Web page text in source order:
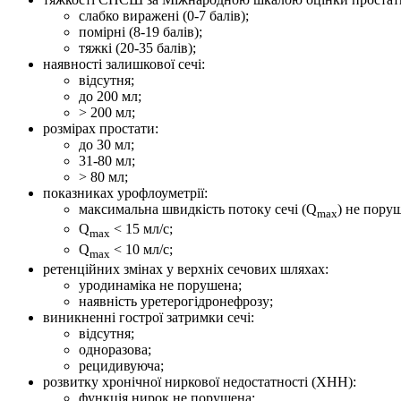
слабко виражені (0-7 балів);
помірні (8-19 балів);
тяжкі (20-35 балів);
наявності залишкової сечі:
відсутня;
до 200 мл;
> 200 мл;
розмірах простати:
до 30 мл;
31-80 мл;
> 80 мл;
показниках урофлоуметрії:
максимальна швидкість потоку сечі (Qmax) не
Qmax < 15 мл/с;
Qmax < 10 мл/с;
ретенційних змінах у верхніх сечових шляхах:
уродинаміка не порушена;
наявність уретерогідронефрозу;
виникненні гострої затримки сечі:
відсутня;
одноразова;
рецидивуюча;
розвитку хронічної ниркової недостатності (ХНН):
функція нирок не порушена;